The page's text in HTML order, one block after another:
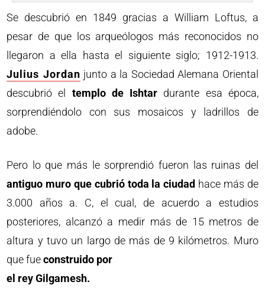
Se descubrió en 1849 gracias a William Loftus, a
pesar de que los arqueólogos más reconocidos no
llegaron a ella hasta el siguiente siglo; 1912-1913.
Julius Jordan junto a la Sociedad Alemana Oriental
descubrió el templo de Ishtar durante esa época,
sorprendiéndolo con sus mosaicos y ladrillos de
adobe.
Pero lo que más le sorprendió fueron las ruinas del
antiguo muro que cubrió toda la ciudad hace más de
3.000 años a. C, el cual, de acuerdo a estudios
posteriores, alcanzó a medir más de 15 metros de
altura y tuvo un largo de más de 9 kilómetros. Muro
que fueconstruido por
el rey Gilgamesh.